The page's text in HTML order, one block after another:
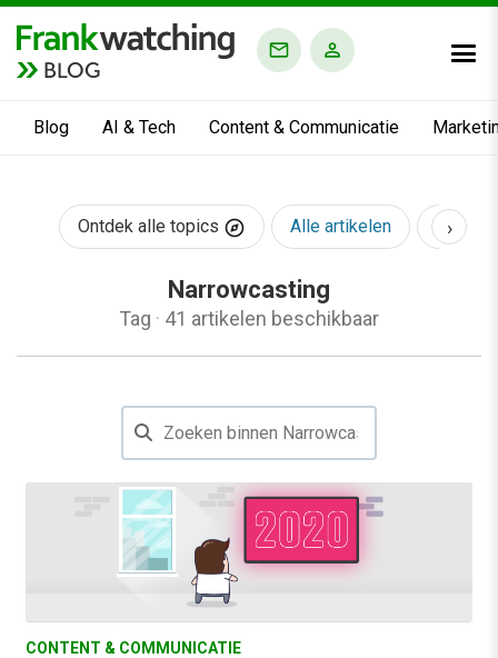
BLOG
Blog AI & Tech Content & Communicatie
Ontdek alle topics Alle artikelen AI &
›
Narrowcasting
Tag · 41 artikelen beschikbaar
CONTENT & COMMUNICATIE